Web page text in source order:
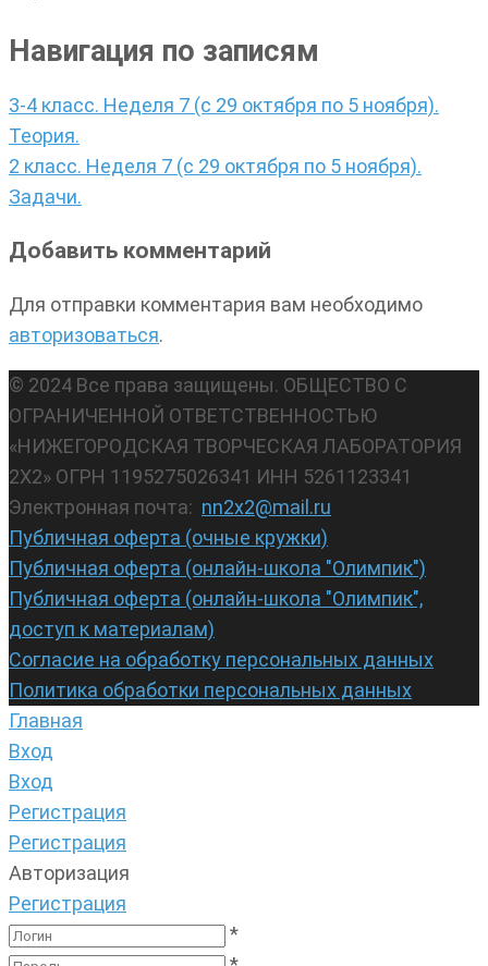
Навигация по записям
3-4 класс. Неделя 7 (с 29 октября по 5 ноября).
Теория.
2 класс. Неделя 7 (с 29 октября по 5 ноября).
Задачи.
Добавить комментарий
Для отправки комментария вам необходимо
авторизоваться.
© 2024 Все права защищены. ОБЩЕСТВО С
ОГРАНИЧЕННОЙ ОТВЕТСТВЕННОСТЬЮ
«НИЖЕГОРОДСКАЯ ТВОРЧЕСКАЯ ЛАБОРАТОРИЯ
2Х2» ОГРН 1195275026341 ИНН 5261123341
Электронная почта: nn2x2@mail.ru
Публичная оферта (очные кружки)
Публичная оферта (онлайн-школа "Олимпик")
Публичная оферта (онлайн-школа "Олимпик",
доступ к материалам)
Согласие на обработку персональных данных
Политика обработки персональных данных
Главная
Вход
Вход
Регистрация
Регистрация
Авторизация
Регистрация
*